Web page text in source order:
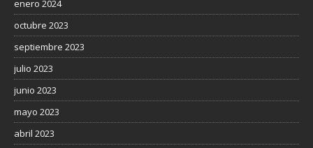
enero 2024
octubre 2023
septiembre 2023
julio 2023
junio 2023
mayo 2023
abril 2023